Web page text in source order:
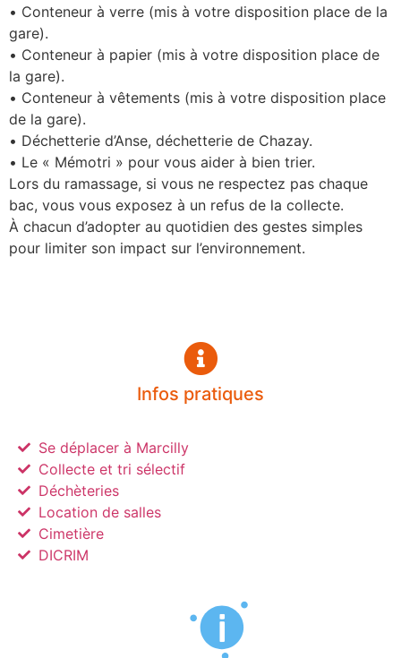
• Conteneur à verre (mis à votre disposition place de la
gare).
• Conteneur à papier (mis à votre disposition place de
la gare).
• Conteneur à vêtements (mis à votre disposition place
de la gare).
• Déchetterie d’Anse, déchetterie de Chazay.
• Le « Mémotri » pour vous aider à bien trier.
Lors du ramassage, si vous ne respectez pas chaque
bac, vous vous exposez à un refus de la collecte.
À chacun d’adopter au quotidien des gestes simples
pour limiter son impact sur l’environnement.
Infos pratiques
Se déplacer à Marcilly
Collecte et tri sélectif
Déchèteries
Location de salles
Cimetière
DICRIM